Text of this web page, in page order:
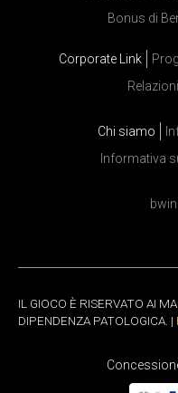
Bonus di
Corporate Link
Chi siamo
Informativa
IL GIOCO È RISERVATO AI
DIPENDENZA PATOLOGICA. |